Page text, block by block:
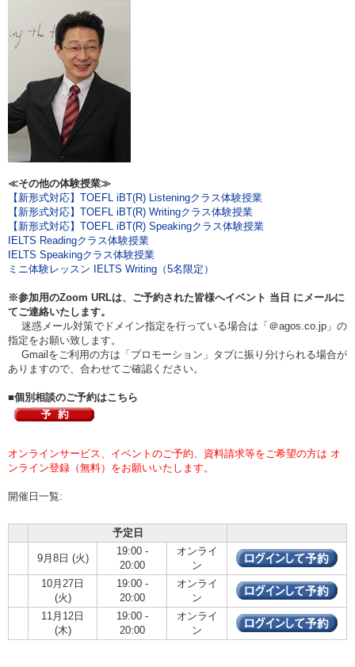
≪その他の体験授業≫
【新形式対応】TOEFL iBT(R) Listeningクラス体験授業
【新形式対応】TOEFL iBT(R) Writingクラス体験授業
【新形式対応】TOEFL iBT(R) Speakingクラス体験授業
IELTS Readingクラス体験授業
IELTS Speakingクラス体験授業
ミニ体験レッスン IELTS Writing（5名限定）
※参加用のZoom URLは、ご予約された皆様へイベント 当日 にメールに
てご連絡いたします。
迷惑メール対策でドメイン指定を行っている場合は「＠agos.co.jp」の
指定をお願い致します。
Gmailをご利用の方は「プロモーション」タブに振り分けられる場合が
ありますので、合わせてご確認ください。
■個別相談のご予約はこちら
オンラインサービス、イベントのご予約、資料請求等をご希望の方は オ
ンライン登録（無料）をお願いいたします。
開催日一覧:
予定日
9月8日 (火)
19:00 -
20:00
オンライ
ン
10月27日
(火)
19:00 -
20:00
オンライ
ン
11月12日
(木)
19:00 -
20:00
オンライ
ン